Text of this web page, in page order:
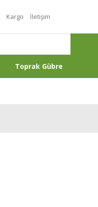
Kargo İletişim
Toprak Gübre